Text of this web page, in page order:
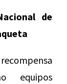
de
equipos